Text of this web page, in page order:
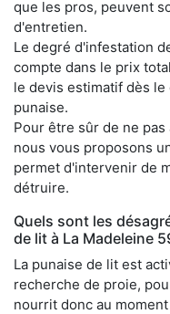
que les pros, peuvent
d'entretien.
Le degré d'infestation
compte dans le prix
le devis estimatif dès
punaise.
Pour être sûr de ne
nous vous proposons
permet d'intervenir de
détruire.
Quels sont les
de lit à La Madeleine
La punaise de lit est
recherche de proie,
nourrit donc au